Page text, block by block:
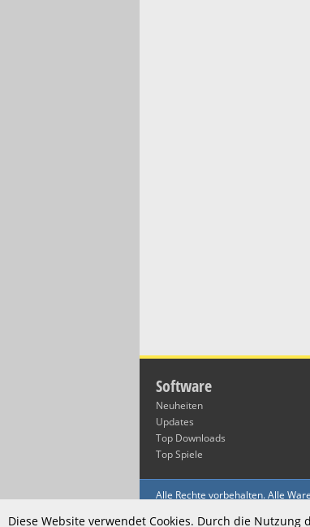
Software
Neuheiten
Updates
Top Downloads
Top Spiele
Alle Rechte vorbehalten. Alle
Copyright 1998-2026
Diese Website verwendet Cookies. Durch die